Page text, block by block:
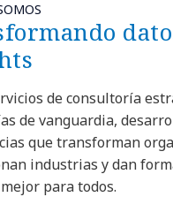
de consultoría
de vanguardia,
que transforman
industrias y dan
para todos.